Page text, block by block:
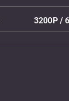
3200P /